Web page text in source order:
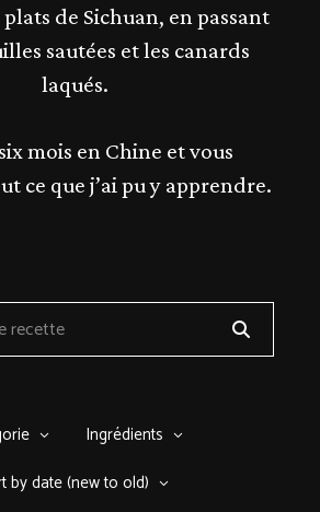
de Sichuan, en passant
sautées et les canards
laqués.
mois en Chine et vous
ce que j’ai pu y apprendre.
Ingrédients
by date (new to old)